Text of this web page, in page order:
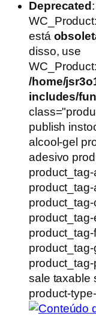
Deprecated
está
disso, use
/home/
includes/
publish
alcool-gel
adesivo
sale taxable
product-